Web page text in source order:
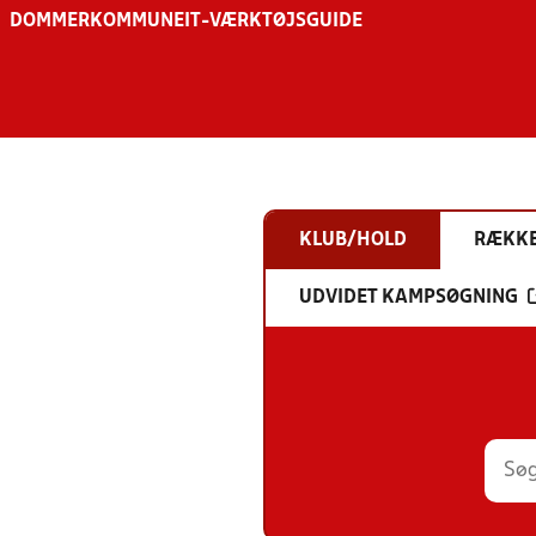
DOMMER KOMMUNE IT-VÆRKTØJSGUIDE
KLUB/HOLD
UDVIDET KAMPSØGNING